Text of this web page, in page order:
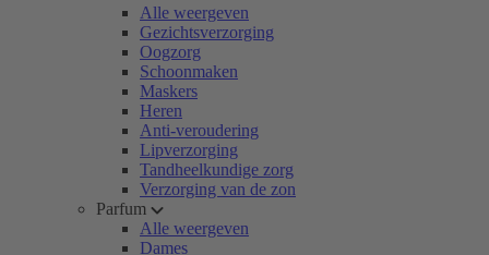
Alle weergeven
Gezichtsverzorging
Oogzorg
Schoonmaken
Maskers
Heren
Anti-veroudering
Lipverzorging
Tandheelkundige zorg
Verzorging van de zon
Parfum
Alle weergeven
Dames